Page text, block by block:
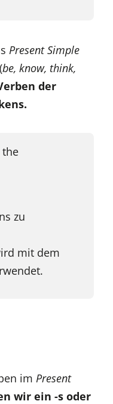
Present Simple
(be, know, think,
der
zu
mit dem
im Present
wir ein -s oder